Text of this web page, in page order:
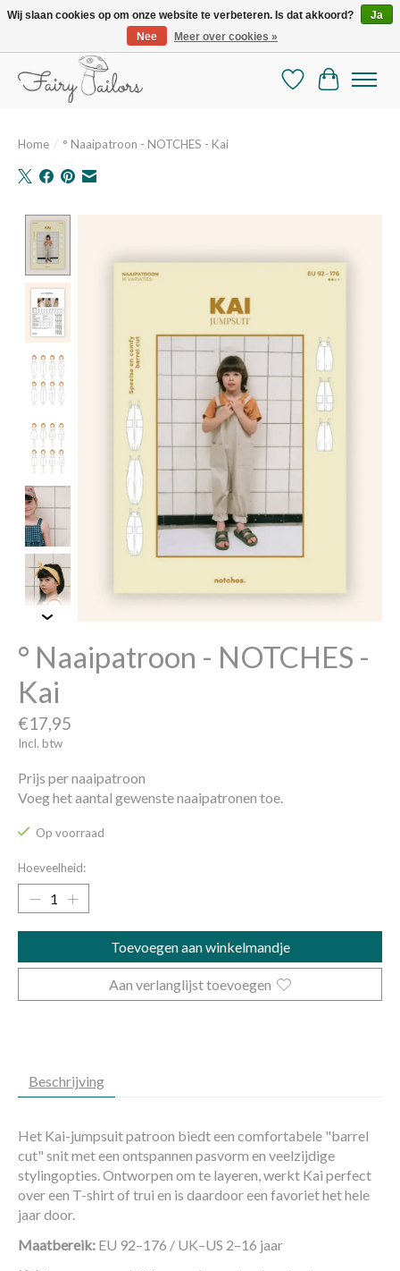
De mooiste online selectie stoffen en mercerie
Verlanglijst
Home / ° Naaipatroon - NOTCHES - Kai
° Naaipatroon - NOTCHES -
Kai
€17,95
Incl. btw
Prijs per naaipatroon
Voeg het aantal gewenste naaipatronen toe.
Op voorraad
Hoeveelheid:
Toevoegen aan winkelmandje
Aan verlanglijst toevoegen
Beschrijving
Het Kai-jumpsuit patroon biedt een comfortabele "barrel
cut" snitmet een ontspannen pasvorm en veelzijdige
stylingopties. Ontworpen om te layeren, werkt Kai perfect
over een T-shirt of trui en is daardoor een favoriet het hele
jaar door.
Maatbereik: EU 92–176 / UK–US 2–16 jaar
Wij slaan cookies op om onze website te verbeteren. Is dat akkoord?
Ja
Nee
Meer over cookies »